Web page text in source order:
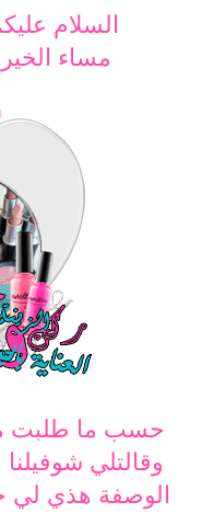
السلام
مساء
حسب ما طلبت
وقالتلي
الوصفة هذي لي